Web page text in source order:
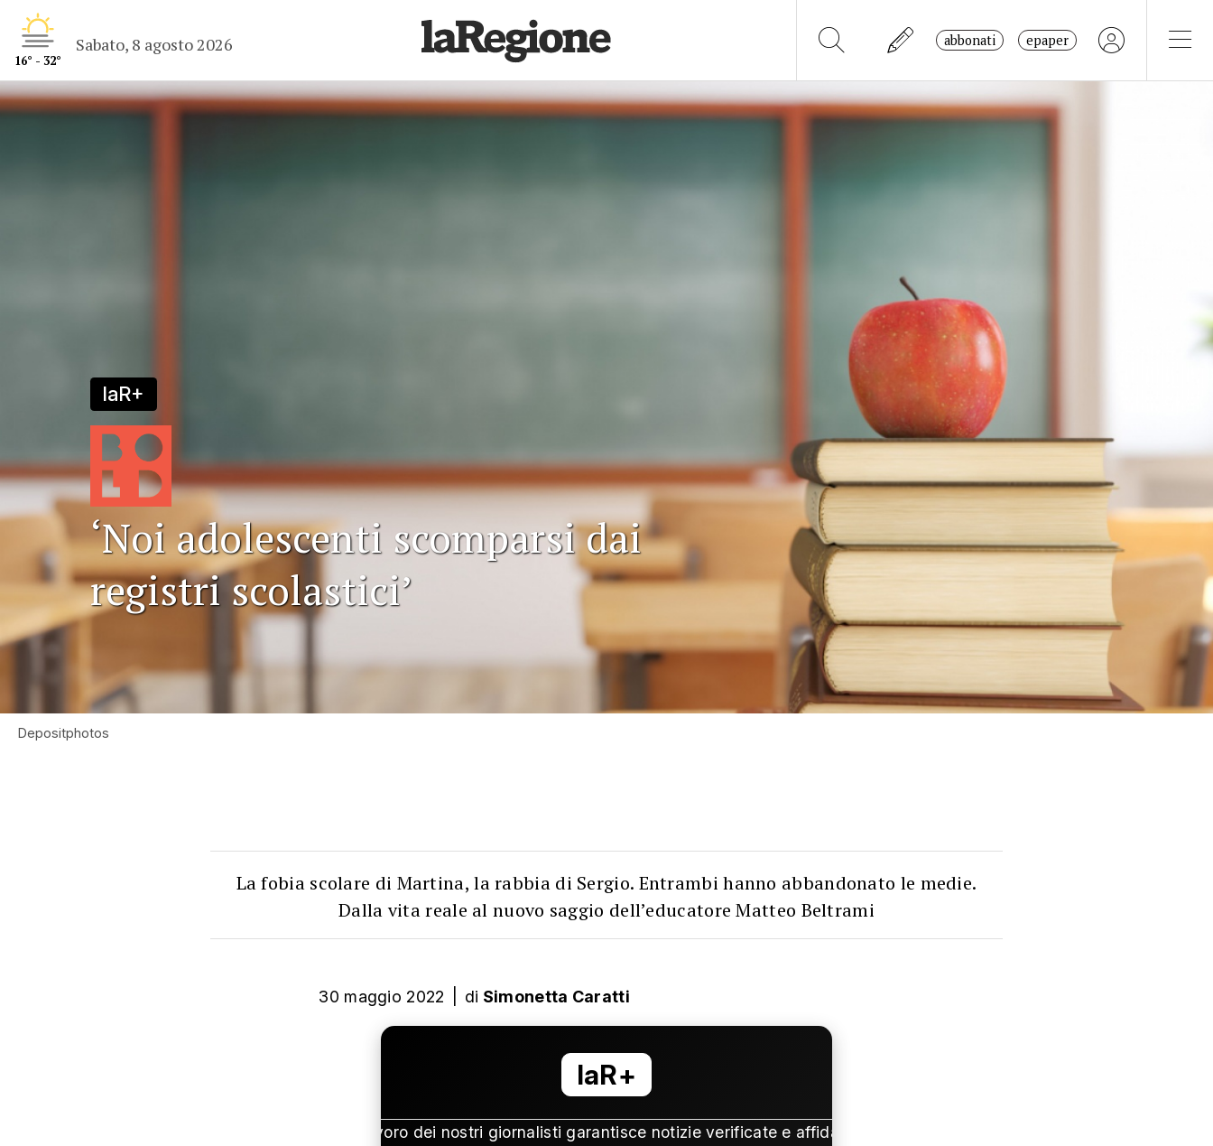
16° - 32°
Sabato, 8 agosto 2026 abbonati epaper
laR+
‘Noi adolescenti scomparsi dai
registri scolastici’
Depositphotos
La fobia scolare di Martina, la rabbia di Sergio. Entrambi hanno abbandonato le medie.
Dalla vita reale al nuovo saggio dell’educatore Matteo Beltrami
30 maggio 2022 di Simonetta Caratti
laR+
Il lavoro dei nostri giornalisti garantisce notizie verificate e affidabili.